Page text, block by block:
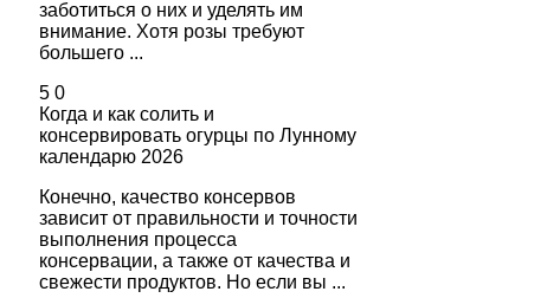
заботиться о них и уделять им
внимание. Хотя розы требуют
большего ...
5 0
Когда и как солить и
консервировать огурцы по Лунному
календарю 2026
Конечно, качество консервов
зависит от правильности и точности
выполнения процесса
консервации, а также от качества и
свежести продуктов. Но если вы ...